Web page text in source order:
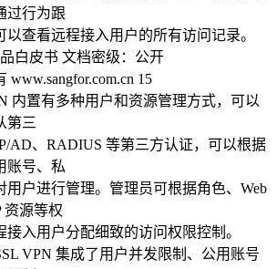
过行为跟
查看远程接入用户的所有访问记录。
白皮书 文档密级：公开
15
内置有多种用户和资源管理方式，可以
第三
AD、RADIUS 等第三方认证，可以根据
账号、私
用户进行管理。管理员可根据角色、Web
资源等权
接入用户分配细致的访问权限控制。
VPN 集成了用户并发限制、公用账号